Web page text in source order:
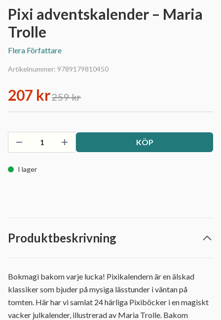
Pixi adventskalender – Maria
Trolle
Flera Författare
Artikelnummer: 9789179810450
207 kr259 kr
KÖP
I lager
Produktbeskrivning
Bokmagi bakom varje lucka! Pixikalendern är en älskad
klassiker som bjuder på mysiga lässtunder i väntan på
tomten. Här har vi samlat 24 härliga Pixiböcker i en magiskt
vacker julkalender, illustrerad av Maria Trolle. Bakom